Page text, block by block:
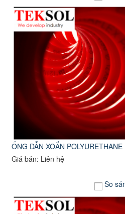
ỐNG DẪN XOẮN
Giá bán: Liên hệ
So